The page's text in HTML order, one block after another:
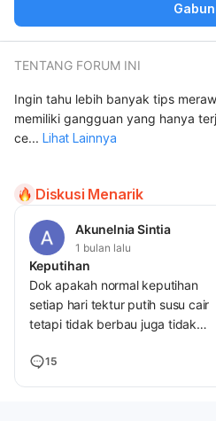
Diskusi Menarik
Akunelnia Sintia
1 bulan lalu
Keputihan
Dok apakah normal keputihan
setiap hari tektur putih susu cair
tetapi tidak berbau juga tidak
15
TENTANG FORUM INI
Ingin tahu lebih banyak tips
memiliki gangguan yang hanya
ce... Lihat Lainnya